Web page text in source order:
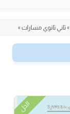
» ثاني ثانوي مسارات»
الحل